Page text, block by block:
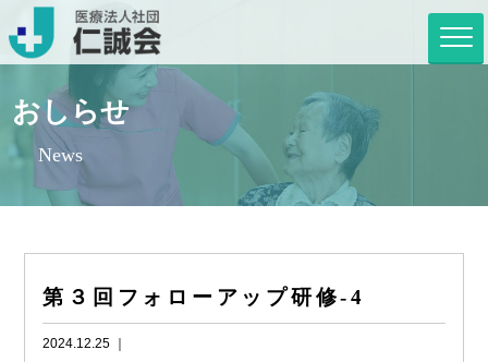
おしらせ
News
第３回フォローアップ研修-4
2024.12.25 ｜